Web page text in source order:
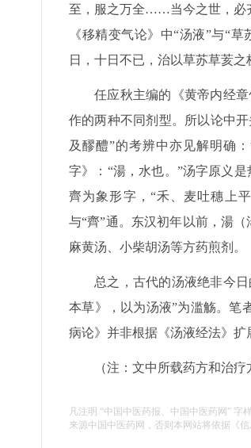
至，服之万全……当今之世，必
《移精变气论》中“汤液”与“
日，十日不已，治以草苏草荄之
任应秋主编的《黄帝内经
作的两种不同剂型。所以论中
及醪醴”的考辨中亦见解明确
字》：“湯，水也。”汤字原义
齊为象形字，“禾、麦吐穗上
与“齊”通。东汉初年以前，湯
麻黄汤、小柴胡汤等方药煎剂。
总之，古代的汤液绝非今
本草》，以为汤液”为滥觞。笔
病论》并非根据《汤液经法》扩
（注：文中所载药方和治
凡注明 “中国中医药报、中国中医药网”
来源中国中医药网，否则本网站将依据《